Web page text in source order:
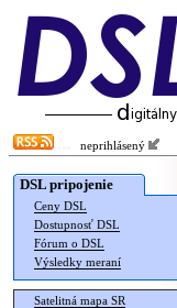
neprihlásený
DSL pripojenie
Ceny DSL
Dostupnosť DSL
Fórum o DSL
Výsledky meraní
Satelitná mapa SR